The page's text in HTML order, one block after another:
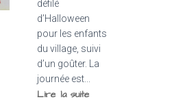
défilé
d’Halloween
pour les enfants
du village, suivi
d’un goûter. La
journée est...
Lire la suite